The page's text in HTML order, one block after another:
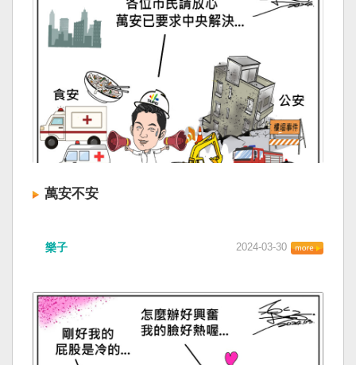
萬安不安
樂子 2024-03-30